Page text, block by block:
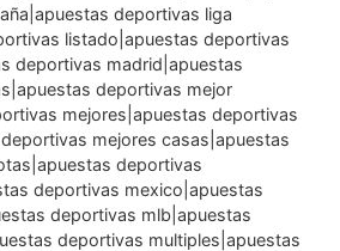
deportivas liga
listado|apuestas deportivas
deportivas madrid|apuestas
deportivas mejor
mejores|apuestas deportivas
mejores casas|apuestas
deportivas
deportivas mexico|apuestas
deportivas mlb|apuestas
deportivas multiples|apuestas